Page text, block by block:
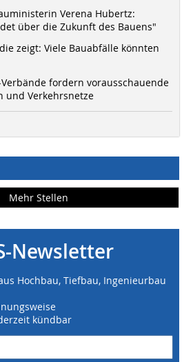
Verena Hubertz:
über die Zukunft des Bauens"
zeigt: Viele Bauabfälle könnten
fordern vorausschauende
und Verkehrsnetze
Mehr Stellen
Newsletter
Hochbau, Tiefbau, Ingenieurbau
kündbar